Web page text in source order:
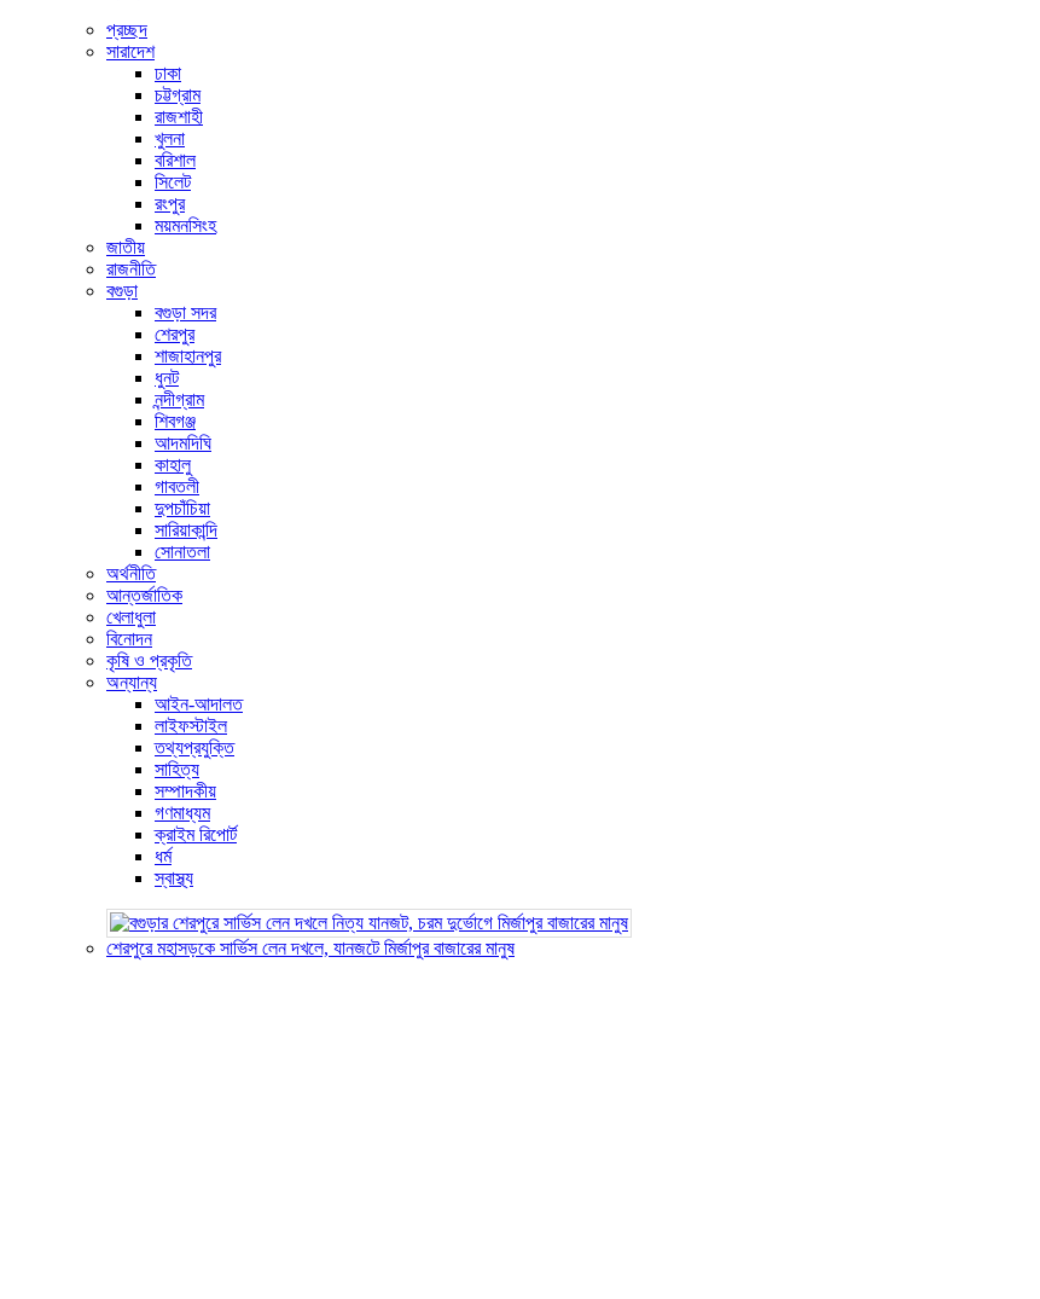
প্রচ্ছদ
সারাদেশ
ঢাকা
চট্টগ্রাম
রাজশাহী
খুলনা
বরিশাল
সিলেট
রংপুর
ময়মনসিংহ
জাতীয়
রাজনীতি
বগুড়া
বগুড়া সদর
শেরপুর
শাজাহানপুর
ধুনট
নন্দীগ্রাম
শিবগঞ্জ
আদমদিঘি
কাহালু
গাবতলী
দুপচাঁচিয়া
সারিয়াকান্দি
সোনাতলা
অর্থনীতি
আন্তর্জাতিক
খেলাধুলা
বিনোদন
কৃষি ও প্রকৃতি
অন্যান্য
আইন-আদালত
লাইফস্টাইল
তথ্যপ্রযুক্তি
সাহিত্য
সম্পাদকীয়
গণমাধ্যম
ক্রাইম রিপোর্ট
ধর্ম
স্বাস্থ্য
শেরপুরে মহাসড়কে সার্ভিস লেন দখলে, যানজটে মির্জাপুর বাজারের মানুষ